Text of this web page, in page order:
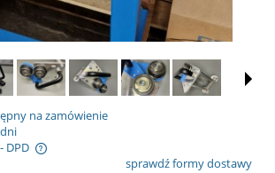
na zamówienie
- DPD
sprawdź formy dostawy